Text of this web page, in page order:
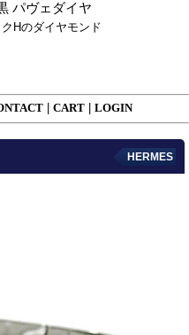
パヴェダイヤ
Hのダイヤモンド
CART LOGIN
HERMES